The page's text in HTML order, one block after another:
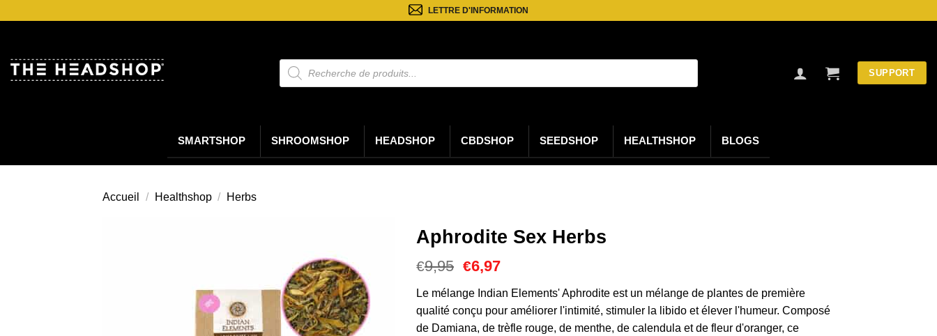
LETTRE D'INFORMATION
Recherche
de
produits
SUPPORT
SMARTSHOP SHROOMSHOP HEADSHOP CBDSHOP SEEDSHOP HEALTHSHOP BLOGS
Accueil / Healthshop / Herbs
Aphrodite Sex Herbs
€9,95 Le
initial
était :
€9,95.
€6,97Le
actuel
est :
€6,97.
Le mélange Indian Elements' Aphrodite est un mélange de plantes de première
qualité conçu pour améliorer l'intimité, stimuler la libido et élever l'humeur. Composé
de Damiana, de trèfle rouge, de menthe, de calendula et de fleur d'oranger, ce